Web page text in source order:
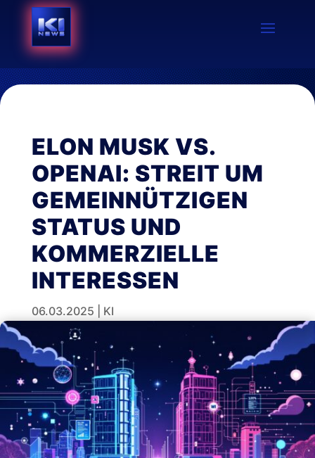
ELON MUSK VS.
OPENAI: STREIT UM
GEMEINNÜTZIGEN
STATUS UND
KOMMERZIELLE
INTERESSEN
06.03.2025 KI